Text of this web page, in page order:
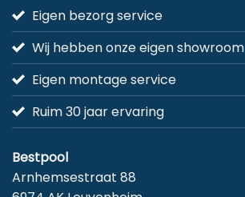
Eigen bezorg service
Wij hebben onze eigen showroom
Eigen montage service
Ruim 30 jaar ervaring
Bestpool
Arnhemsestraat 88